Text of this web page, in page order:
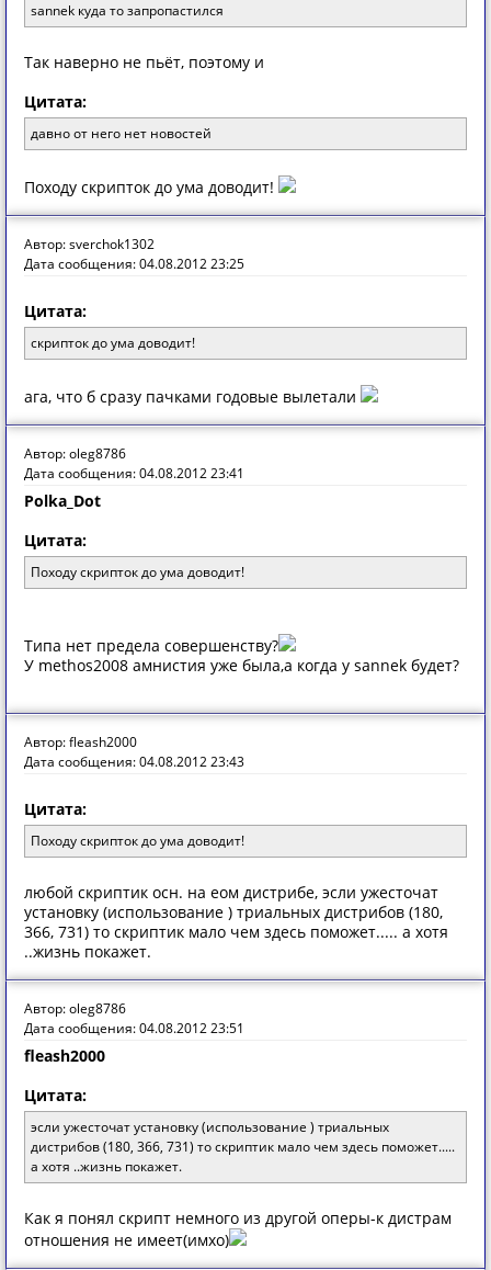
sannek куда то запропастился
Так наверно не пьёт, поэтому и
Цитата:
давно от него нет новостей
Походу скрипток до ума доводит!
Автор: sverchok1302
Дата сообщения: 04.08.2012 23:25
Цитата:
скрипток до ума доводит!
ага, что б сразу пачками годовые вылетали
Автор: oleg8786
Дата сообщения: 04.08.2012 23:41
Polka_Dot
Цитата:
Походу скрипток до ума доводит!
Типа нет предела совершенству?
У methos2008 амнистия уже была,а когда у sannek будет?
Автор: fleash2000
Дата сообщения: 04.08.2012 23:43
Цитата:
Походу скрипток до ума доводит!
любой скриптик осн. на еом дистрибе, эсли ужесточат
установку (использование ) триальных дистрибов (180,
366, 731) то скриптик мало чем здесь поможет..... а хотя
..жизнь покажет.
Автор: oleg8786
Дата сообщения: 04.08.2012 23:51
fleash2000
Цитата:
эсли ужесточат установку (использование ) триальных
дистрибов (180, 366, 731) то скриптик мало чем здесь поможет.....
а хотя ..жизнь покажет.
Как я понял скрипт немного из другой оперы-к дистрам
отношения не имеет(имхо)